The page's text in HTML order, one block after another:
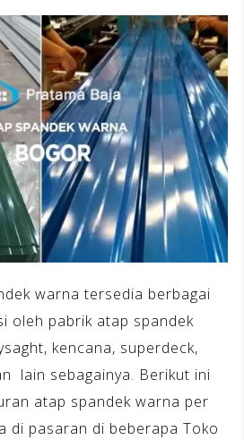
warna tersedia berbagai
oleh pabrik atap spandek
kencana, superdeck,
lain sebagainya. Berikut ini
atap spandek warna per
di pasaran di beberapa Toko